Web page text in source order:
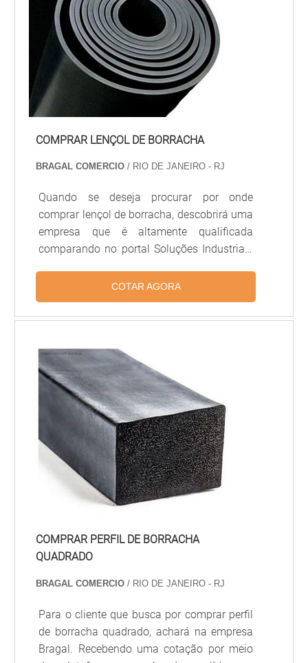
COMPRAR LENÇOL DE BORRACHA
BRAGAL COMERCIO/ RIO DE JANEIRO - RJ
Quando se deseja procurar por onde
comprar lençol de borracha, descobrirá uma
empresa que é altamente qualificada
comparando no portal Soluções Industriais
mercado.É importante lembrar que o
produto deve sempre ser adquirido com
empresas especializadas no segmento.
qualidade e durabilidade dos materiais,
além d...
COTAR AGORA
COMPRAR PERFIL DE BORRACHA
QUADRADO
BRAGAL COMERCIO/ RIO DE JANEIRO - RJ
Para o cliente que busca por comprar perfil
de borracha quadrado, achará na empresa
Bragal. Recebendo uma cotação por meio